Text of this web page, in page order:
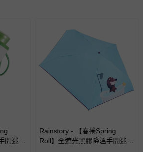
地限台灣本島
有7天的鑑賞期／猶豫期權益，但此期間
退回的商品必須是未經使用的全新狀態，
件、說明文件及贈品等。
訂單』>『已出貨』中查詢該筆訂單，
即可進行申請。若有相關退貨問題，請
開迷你
Rainstory - 【春捲Spring
Roll】全遮光黑膠降溫手開迷你